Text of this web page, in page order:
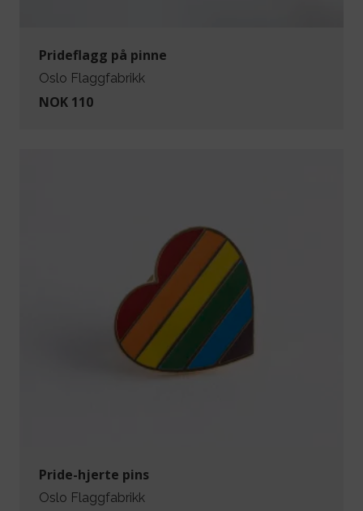
Prideflagg på pinne
Oslo Flaggfabrikk
NOK 110
Pride-hjerte pins
Oslo Flaggfabrikk